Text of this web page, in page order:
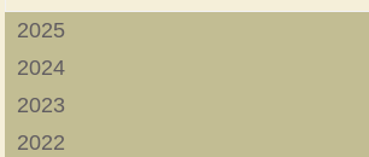
2025
2024
2023
2022